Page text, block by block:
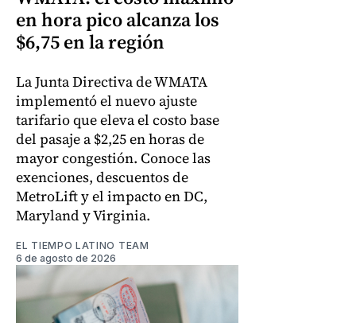
en hora pico alcanza los
$6,75 en la región
La Junta Directiva de WMATA
implementó el nuevo ajuste
tarifario que eleva el costo base
del pasaje a $2,25 en horas de
mayor congestión. Conoce las
exenciones, descuentos de
MetroLift y el impacto en DC,
Maryland y Virginia.
EL TIEMPO LATINO TEAM
6 de agosto de 2026